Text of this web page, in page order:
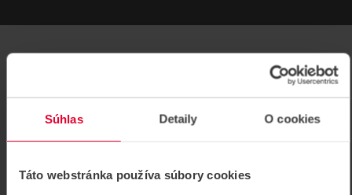
Súhlas Detaily O cookies
Táto webstránka používa súbory cookies
SÚVISIACE